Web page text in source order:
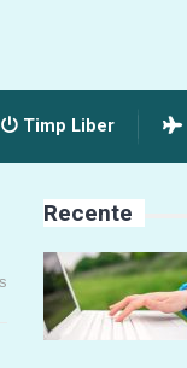
Timp Liber
Recente